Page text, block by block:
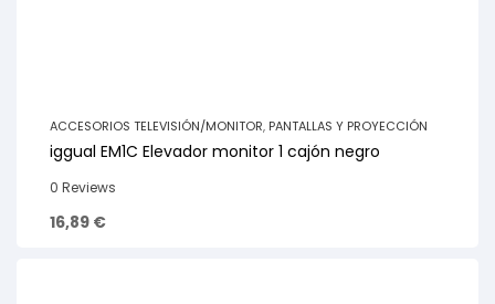
ACCESORIOS TELEVISIÓN/MONITOR, PANTALLAS Y PROYECCIÓN
iggual EM1C Elevador monitor 1 cajón negro
0 Reviews
16,89 €